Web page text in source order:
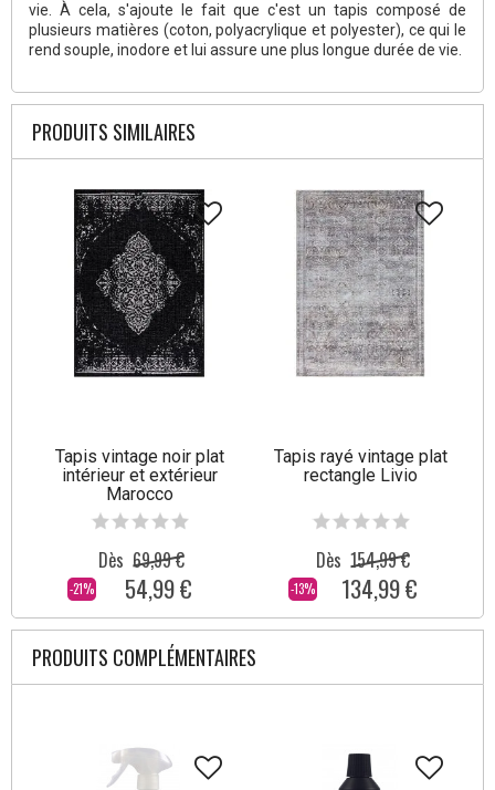
vie. À cela, s'ajoute le fait que c'est un tapis composé de
plusieurs matières (coton, polyacrylique et polyester), ce qui le
rend souple, inodore et lui assure une plus longue durée de vie.
PRODUITS SIMILAIRES
Tapis vintage noir plat
intérieur et extérieur
Marocco
-21%
Dès 69,99 €
54,99 €
Tapis rayé vintage plat
rectangle Livio
-13%
Dès 154,99 €
134,99 €
PRODUITS COMPLÉMENTAIRES